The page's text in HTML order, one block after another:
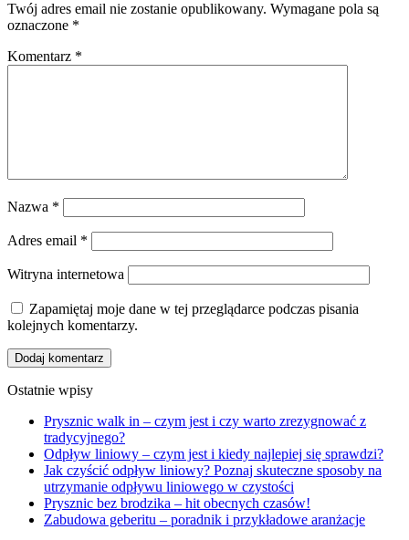
Twój adres email nie zostanie opublikowany. Wymagane pola są
oznaczone *
Komentarz *
Nazwa *
Adres email *
Witryna internetowa
Zapamiętaj moje dane w tej przeglądarce podczas pisania
kolejnych komentarzy.
Ostatnie wpisy
Prysznic walk in – czym jest i czy warto zrezygnować z
tradycyjnego?
Odpływ liniowy – czym jest i kiedy najlepiej się sprawdzi?
Jak czyścić odpływ liniowy? Poznaj skuteczne sposoby na
utrzymanie odpływu liniowego w czystości
Prysznic bez brodzika – hit obecnych czasów!
Zabudowa geberitu – poradnik i przykładowe aranżacje